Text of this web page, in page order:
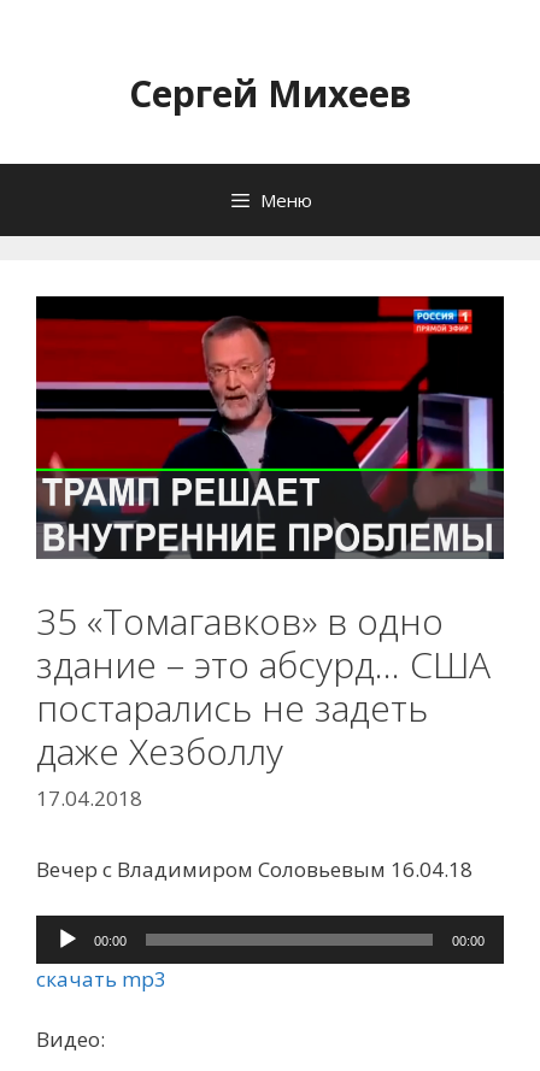
содержимомуСергей Михеев
Меню
35 «Томагавков» в одно
здание – это абсурд… США
постарались не задеть
даже Хезболлу
17.04.2018
Вечер с Владимиром Соловьевым 16.04.18
Аудиоплеер
00:00 00:00
скачать mp3
Видео: